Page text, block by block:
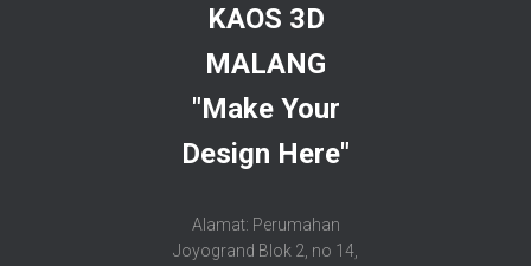
KAOS 3D
MALANG
"Make Your
Design Here"
Alamat: Perumahan
Joyogrand Blok 2, no 14,